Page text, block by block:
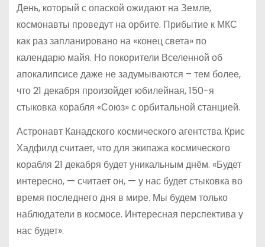
День, который с опаской ожидают на Земле,
космонавты проведут на орбите. Прибытие к МКС
как раз запланировано на «конец света» по
календарю майя. Но покорители Вселенной об
апокалипсисе даже не задумываются – тем более,
что 21 декабря произойдет юбилейная, 150-я
стыковка корабля «Союз» с орбитальной станцией.
Астронавт Канадского космического агентства Крис
Хадфилд считает, что для экипажа космического
корабля 21 декабря будет уникальным днём. «Будет
интересно, — считает он, — у нас будет стыковка во
время последнего дня в мире. Мы будем только
наблюдатели в космосе. Интересная перспектива у
нас будет».